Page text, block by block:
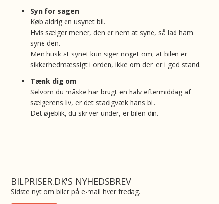
Syn for sagen
Køb aldrig en usynet bil.
Hvis sælger mener, den er nem at syne, så lad ham
syne den.
Men husk at synet kun siger noget om, at bilen er
sikkerhedmæssigt i orden, ikke om den er i god stand.
Tænk dig om
Selvom du måske har brugt en halv eftermiddag af
sælgerens liv, er det stadigvæk hans bil.
Det øjeblik, du skriver under, er bilen din.
BILPRISER.DK'S NYHEDSBREV
Sidste nyt om biler på e-mail hver fredag.